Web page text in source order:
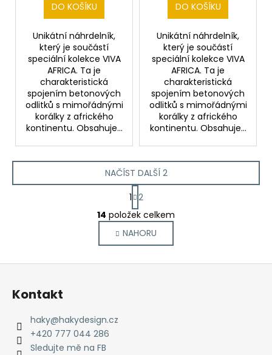
DO KOŠÍKU
Unikátní náhrdelník,
který je součástí
speciální kolekce VIVA
AFRICA. Ta je
charakteristická
spojením betonových
odlitků s mimořádnými
korálky z afrického
kontinentu. Obsahuje...
DO KOŠÍKU
Unikátní náhrdelník,
který je součástí
speciální kolekce VIVA
AFRICA. Ta je
charakteristická
spojením betonových
odlitků s mimořádnými
korálky z afrického
kontinentu. Obsahuje...
O
v
l
á
d
NAČÍST DALŠÍ 2
S
t
r
á
n
k
o
1 2
14 položek celkem
NAHORU
Kontakt
haky@hakydesign.cz
+420 777 044 286
Sledujte mě na FB